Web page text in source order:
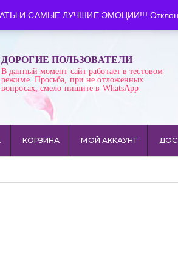
И САМЫЕ ЛУЧШИЕ ЭМОЦИИ!!!
ДОРОГИЕ ПОЛЬЗОВАТЕЛИ
В данный момент сайт работает в тестовом
режиме. Просьба, при не отложенных
вопросах, смело пишите в WhatsApp
КОРЗИНА МОЙ АККАУНТ